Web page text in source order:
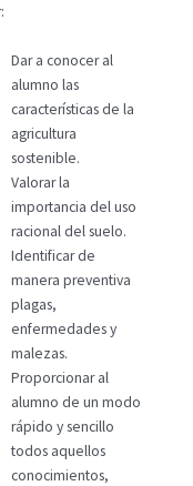
Dar a conocer al
alumno las
características de la
agricultura
sostenible.
Valorar la
importancia del uso
racional del suelo.
Identificar de
manera preventiva
plagas,
enfermedades y
malezas.
Proporcionar al
alumno de un modo
rápido y sencillo
todos aquellos
conocimientos,